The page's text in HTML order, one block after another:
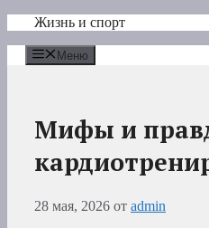
Перейти
содержимому
Жизнь и спорт
Меню
Мифы и
28 мая, 2026 от admin